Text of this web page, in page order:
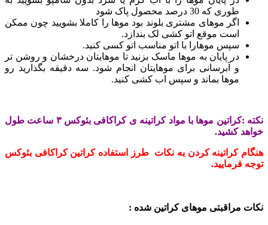
طوری که 30 درصد محصول پاک شود
اگر موهای مشتری بلوند بود موها را کاملا بشویید چون ممکن
است موقع اتو کشی لک بندازد.
سپس موهارا با اتو مناسب اتو کسی کنید.
در پایان به موها ماسک بزنید تا موهایتان درخشان و روشن تر
و آبرسانی برای موهایتان انجام شود. سه دقیقه بگذارید رو
موها بماند و سپس اب کشی کنید.
نکته :کراتین موها با مواد کراتینه ی کراکافی بئوکس ۳ ساعت طول
خواهد کشید.
هنگام کراتینه کردن به نکات طرز استفاده کراتین کراکافی بئوکس
توجه فرمایید.
نکات مراقبتی موهای کراتین شده :